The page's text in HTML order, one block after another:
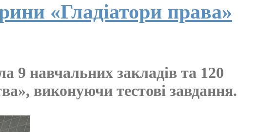
«Гладіатори права»
9 навчальних закладів та 120
виконуючи тестові завдання.